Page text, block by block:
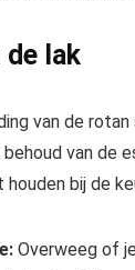
de lak
van de
van de
bij de
Overweeg of